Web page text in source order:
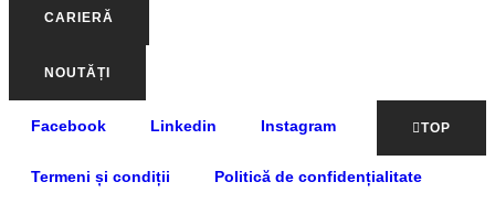
CARIERĂ
NOUTĂȚI
TOP
Facebook Linkedin Instagram
Termeni și condiții Politică de confidențialitate